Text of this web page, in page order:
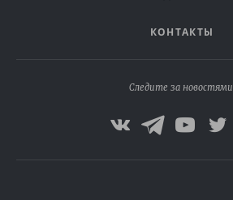
КОНТАКТЫ
Следите за